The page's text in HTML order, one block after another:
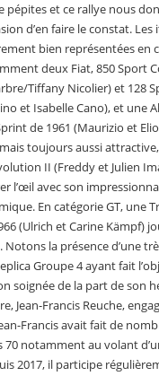
pépites et ce rallye nous
d’en faire le constat.
bien représentées en
deux Fiat, 850 Sport
Tiffany Nicolier) et 128
et Isabelle Cano), et une
de 1961 (Maurizio et
toujours aussi
II (Freddy et Julien
l’œil avec son
En catégorie GT, une
(Ulrich et Carine Kämpf)
Notons la présence d’une
Groupe 4 ayant fait
soignée de la part de son
Jean-Francis Reuche,
Francis avait fait de
70 notamment au volant
2017, il participe